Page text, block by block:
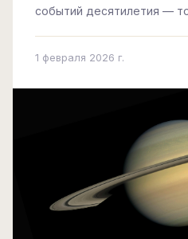
событий десятилетия —
1 февраля 2026 г.